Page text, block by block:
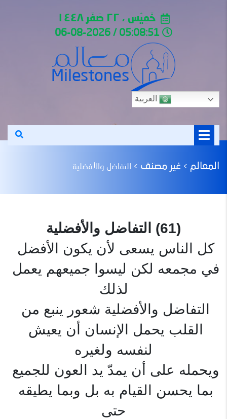
خَمِيْس ، ٢٢ صَفَر ١٤٤٨
العربية
المعالم > غير مصنف > التفاضل والأفضلية
(61) التفاضل والأفضلية
كل الناس يسعى لأن يكون الأفضل
في مجمعه لكن ليسوا جميعهم يعمل
لذلك
التفاضل والأفضلية شعور ينبع من
القلب يحمل الإنسان أن يعيش
لنفسه ولغيره
ويحمله على أن يمدّ يد العون للجميع
بما يحسن القيام به بل وبما يطيقه
حتى